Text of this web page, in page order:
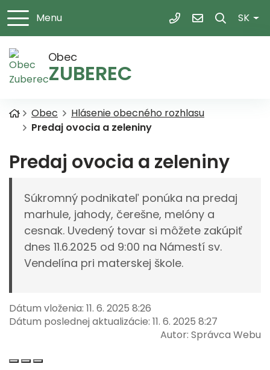
Menu +421 43 5395 103
SK
Obec
ZUBEREC
Úvodná stránka
Obec
Hlásenie obecného rozhlasu
Predaj ovocia a zeleniny
Predaj ovocia a zeleniny
Súkromný podnikateľ ponúka na predaj
marhule, jahody, čerešne, melóny a
cesnak. Uvedený tovar si môžete zakúpiť
dnes 11.6.2025 od 9:00 na Námestí sv.
Vendelína pri materskej škole.
Dátum vloženia: 11. 6. 2025 8:26
Dátum poslednej aktualizácie: 11. 6. 2025 8:27
Autor: Správca Webu